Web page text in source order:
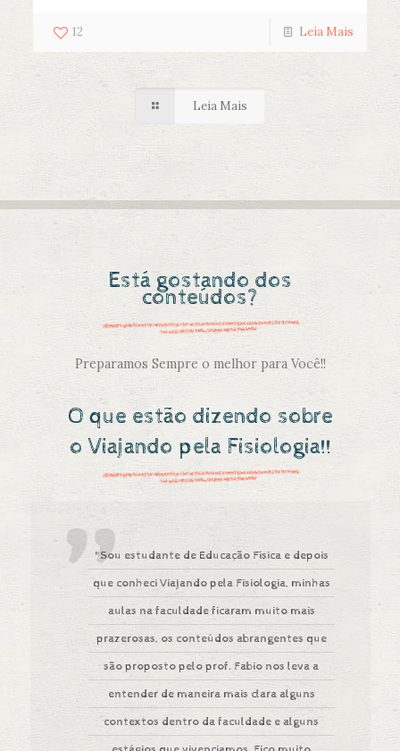
12 Leia Mais
Leia Mais
Está gostando dos
conteúdos?
Preparamos Sempre o melhor para Você!!
O que estão dizendo sobre
o Viajando pela Fisiologia!!
"Sou estudante de Educação Física e depois
que conheci Viajando pela Fisiologia, minhas
aulas na faculdade ficaram muito mais
prazerosas, os conteúdos abrangentes que
são proposto pelo prof. Fabio nos leva a
entender de maneira mais clara alguns
contextos dentro da faculdade e alguns